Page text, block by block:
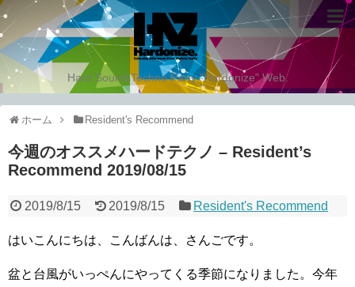
Hard Sound Techno Party "Hardonize" Web.
ホーム Resident's Recommend
今週のオススメハードテクノ – Resident’s
Recommend 2019/08/15
2019/8/15 2019/8/15 Resident's Recommend
はいこんにちは、こんばんは、さんごです。
盆と台風がいっぺんにやってくる季節になりました。今年